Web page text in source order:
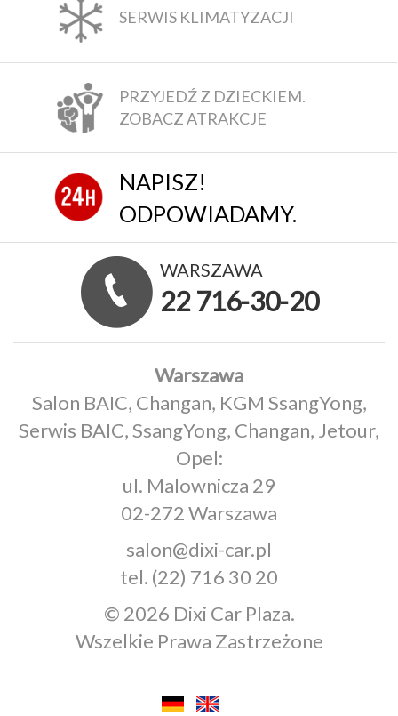
SERWIS KLIMATYZACJI
PRZYJEDŹ Z DZIECKIEM.
ZOBACZ ATRAKCJE
NAPISZ!
ODPOWIADAMY.
WARSZAWA
22 716-30-20
Warszawa
Salon BAIC, Changan, KGM SsangYong,
Serwis BAIC, SsangYong, Changan, Jetour,
Opel:
ul. Malownicza 29
02-272 Warszawa
salon@dixi-car.pl
tel. (22) 716 30 20
© 2026 Dixi Car Plaza.
Wszelkie Prawa Zastrzeżone